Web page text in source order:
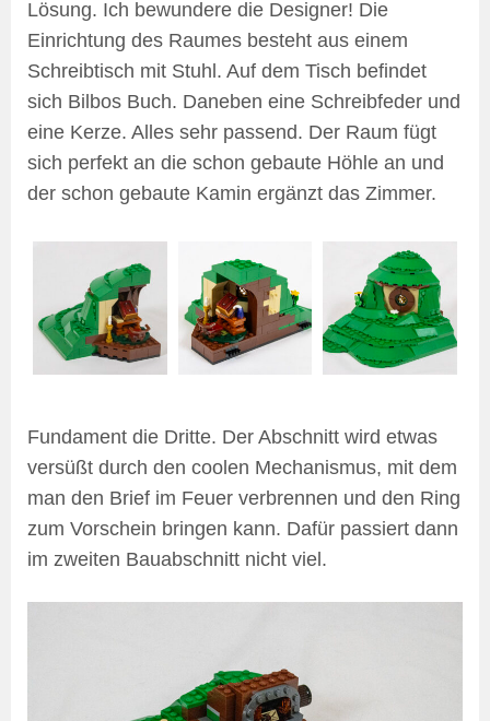
Lösung. Ich bewundere die Designer! Die
Einrichtung des Raumes besteht aus einem
Schreibtisch mit Stuhl. Auf dem Tisch befindet
sich Bilbos Buch. Daneben eine Schreibfeder und
eine Kerze. Alles sehr passend. Der Raum fügt
sich perfekt an die schon gebaute Höhle an und
der schon gebaute Kamin ergänzt das Zimmer.
Fundament die Dritte. Der Abschnitt wird etwas
versüßt durch den coolen Mechanismus, mit dem
man den Brief im Feuer verbrennen und den Ring
zum Vorschein bringen kann. Dafür passiert dann
im zweiten Bauabschnitt nicht viel.